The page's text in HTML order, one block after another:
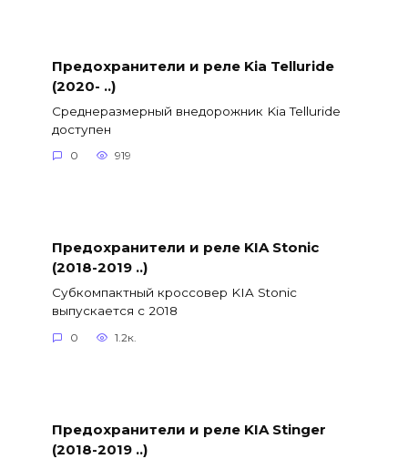
Предохранители и реле Kia Telluride
(2020- ..)
Среднеразмерный внедорожник Kia Telluride
доступен
0 919
Предохранители и реле KIA Stonic
(2018-2019 ..)
Субкомпактный кроссовер KIA Stonic
выпускается с 2018
0 1.2к.
Предохранители и реле KIA Stinger
(2018-2019 ..)